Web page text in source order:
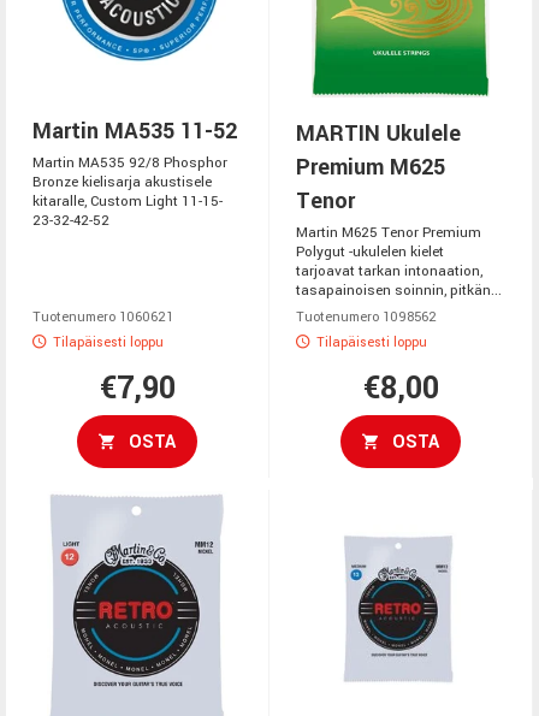
Martin MA535 11-52
Martin MA535 92/8 Phosphor
Bronze kielisarja akustisele
kitaralle, Custom Light 11-15-
23-32-42-52
Tuotenumero 1060621
Tilapäisesti loppu
€7,90
OSTA
MARTIN Ukulele
Premium M625
Tenor
Martin M625 Tenor Premium
Polygut -ukulelen kielet
tarjoavat tarkan intonaation,
tasapainoisen soinnin, pitkän...
Tuotenumero 1098562
Tilapäisesti loppu
€8,00
OSTA